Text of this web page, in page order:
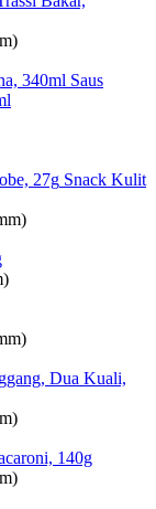
Saus
Snack Kulit
Dua Kuali,
140g